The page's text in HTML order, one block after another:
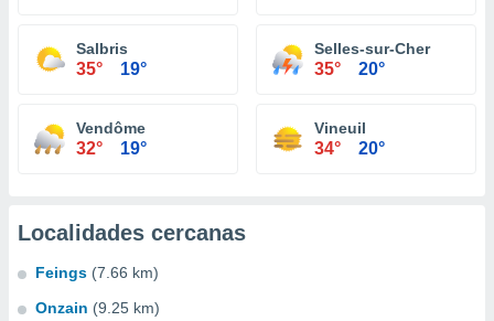
Salbris
35° 19°
Selles-sur-Cher
35° 20°
Vendôme
32° 19°
Vineuil
34° 20°
Localidades cercanas
Feings (7.66 km)
Onzain (9.25 km)